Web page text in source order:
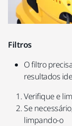
Filtros
O filtro
resultados
Verifique e
Se
limpando-o